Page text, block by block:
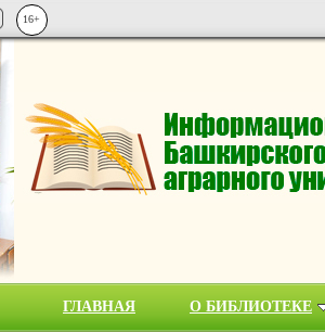
16+
ГЛАВНАЯ О БИБЛИОТЕКЕ